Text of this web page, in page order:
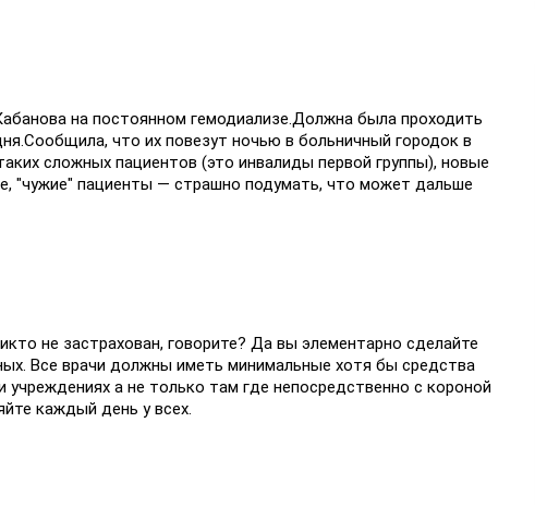
на постоянном гемодиализе.Должна была проходить
что их повезут ночью в больничный городок в
сложных пациентов (это инвалиды первой группы), новые
"чужие" пациенты — страшно подумать, что может дальше
не застрахован, говорите? Да вы элементарно сделайте
Все врачи должны иметь минимальные хотя бы средства
учреждениях а не только там где непосредственно с короной
каждый день у всех.